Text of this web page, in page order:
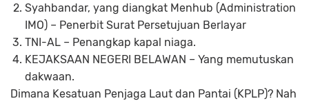
Syahbandar, yang diangkat Menhub (Administration
IMO) – Penerbit Surat Persetujuan Berlayar
TNI-AL – Penangkap kapal niaga.
KEJAKSAAN NEGERI BELAWAN – Yang memutuskan
dakwaan.
Dimana Kesatuan Penjaga Laut dan Pantai (KPLP)? Nah